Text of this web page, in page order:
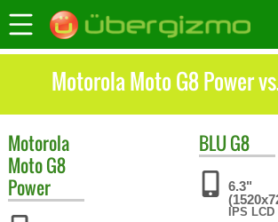
Motorola Moto G8 Power
Motorola
Moto G8
Power
BLUG8
6.3"
IPS LCD